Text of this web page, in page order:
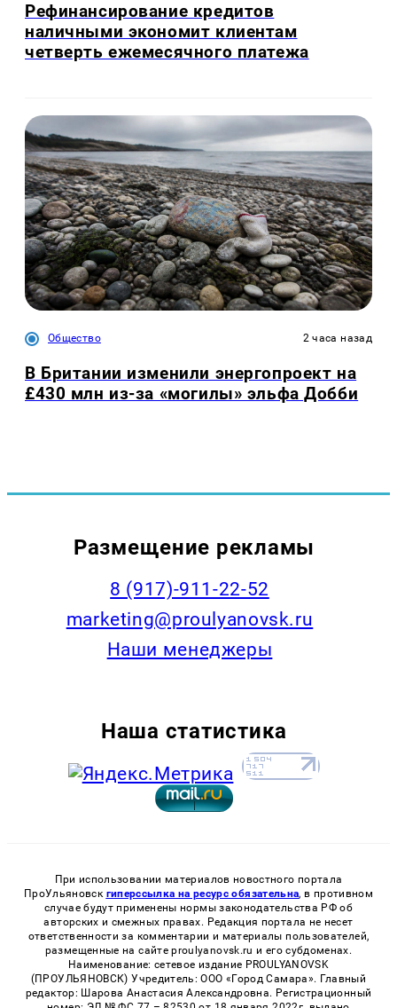
Рефинансирование кредитов
наличными экономит клиентам
четверть ежемесячного платежа
Общество 2 часа назад
В Британии изменили энергопроект на
£430 млн из-за «могилы» эльфа Добби
Размещение рекламы
8 (917)-911-22-52
marketing@proulyanovsk.ru
Наши менеджеры
Наша статистика
При использовании материалов новостного портала
ПроУльяновск гиперссылка на ресурс обязательна, в противном
случае будут применены нормы законодательства РФ об
авторских и смежных правах. Редакция портала не несет
ответственности за комментарии и материалы пользователей,
размещенные на сайте proulyanovsk.ru и его субдоменах.
Наименование: сетевое издание PROULYANOVSK
(ПРОУЛЬЯНОВСК) Учредитель: ООО «Город Самара». Главный
редактор: Шарова Анастасия Александровна. Регистрационный